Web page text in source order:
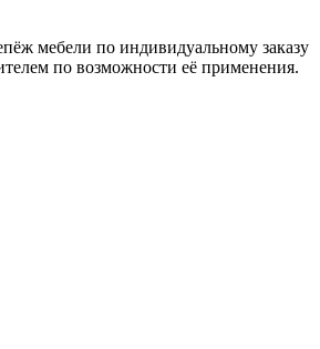
мебели по индивидуальному заказу
по возможности её применения.